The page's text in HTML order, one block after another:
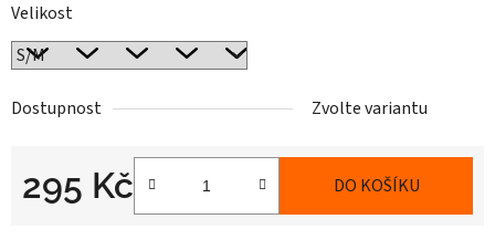
Velikost
Dostupnost Zvolte variantu
295 Kč DO KOŠÍKU